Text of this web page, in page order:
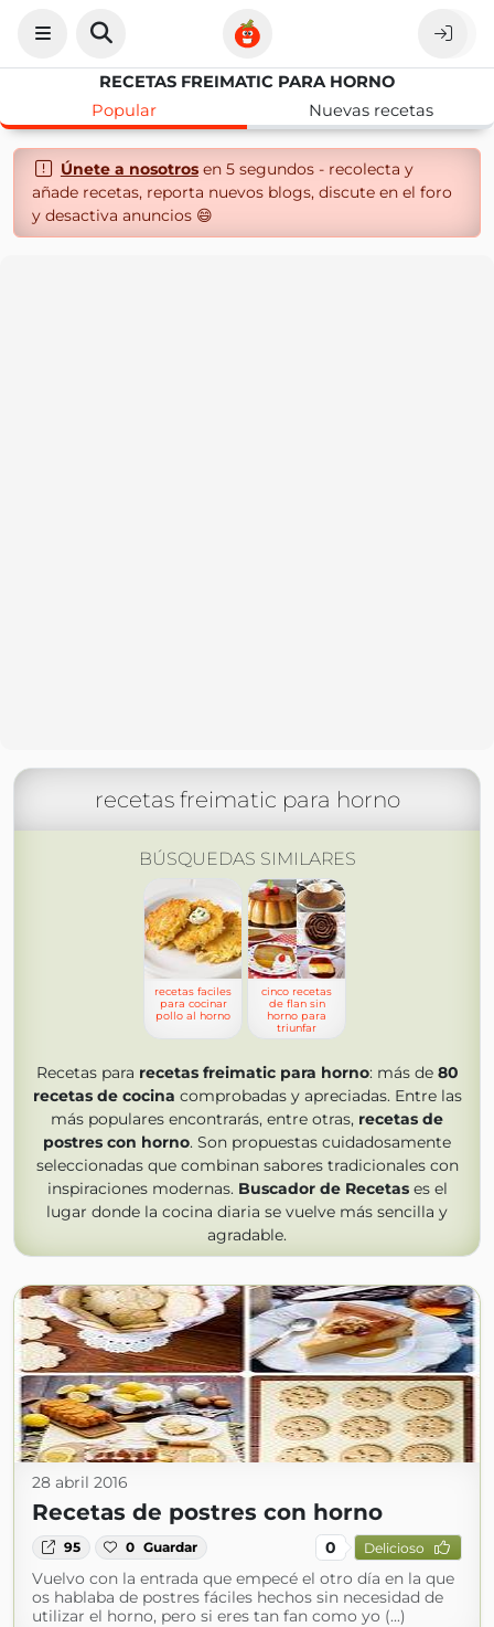
RECETAS FREIMATIC PARA HORNO
Popular
Nuevas recetas
Únete a nosotrosen 5 segundos - recolecta y
añade recetas, reporta nuevos blogs, discute en el foro
y desactiva anuncios 😄
recetas freimatic para horno
BÚSQUEDAS SIMILARES
recetas faciles
para cocinar
pollo al horno
cinco recetas
de flan sin
horno para
triunfar
Recetas para recetas freimatic para horno: más de 80
recetas de cocina comprobadas y apreciadas. Entre las
más populares encontrarás, entre otras, recetas de
postres con horno. Son propuestas cuidadosamente
seleccionadas que combinan sabores tradicionales con
inspiraciones modernas. Buscador de Recetases el
lugar donde la cocina diaria se vuelve más sencilla y
agradable.
28 abril 2016
Recetas de postres con horno
95 0 Guardar 0 Delicioso
Vuelvo con la entrada que empecé el otro día en la que
os hablaba de postres fáciles hechos sin necesidad de
utilizar el horno, pero si eres tan fan como yo (...)